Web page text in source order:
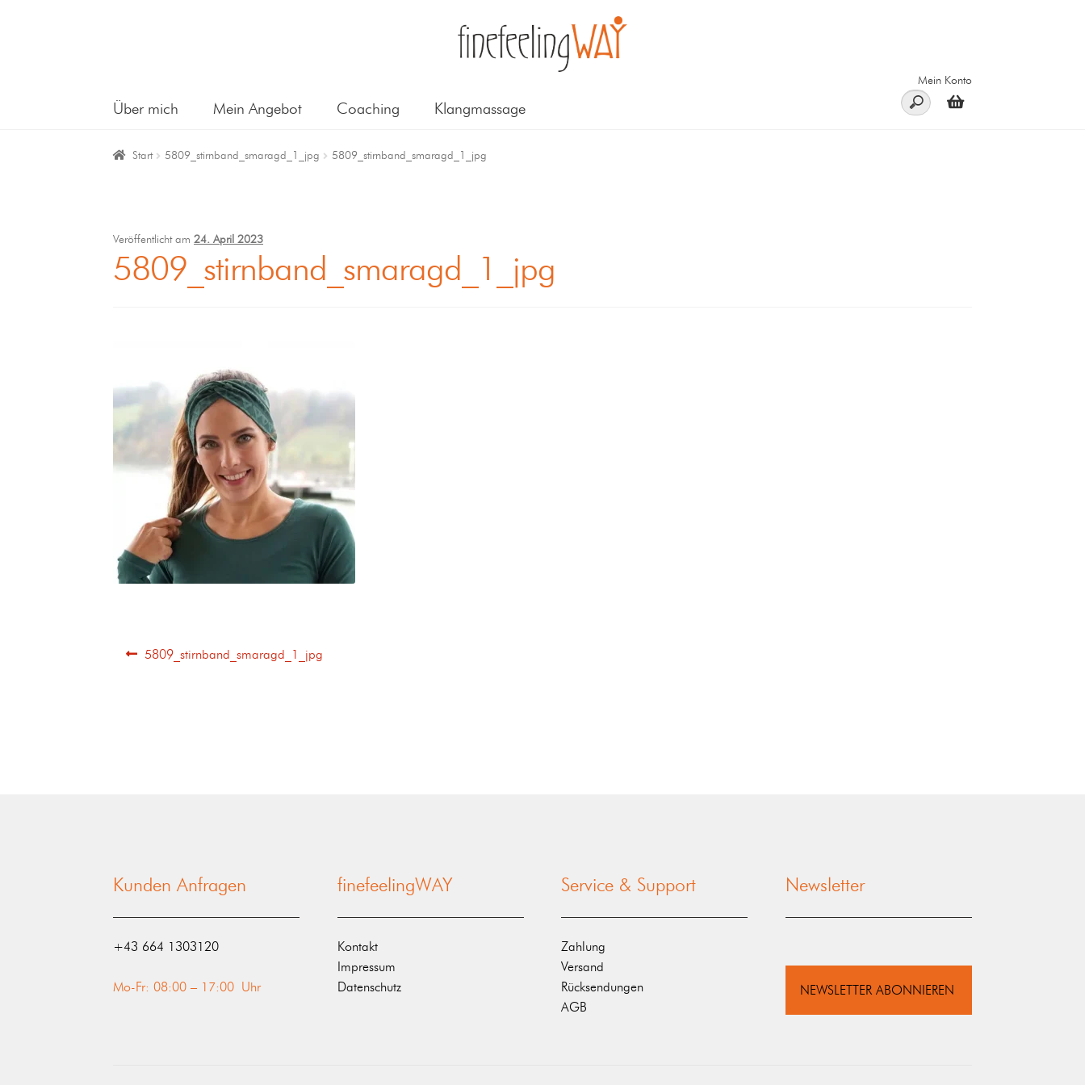
Über mich Mein Angebot Coaching Klangmassage
Mein Konto
Start 5809_stirnband_smaragd_1_jpg 5809_stirnband_smaragd_1_jpg
Veröffentlicht am24. April 2023
5809_stirnband_smaragd_1_jpg
5809_stirnband_smaragd_1_jpg
Kunden Anfragen
‭+43 664 1303120‬
Mo-Fr: 08:00 – 17:00 Uhr
finefeelingWAY
Kontakt
Impressum
Datenschutz
Service & Support
Zahlung
Versand
Rücksendungen
AGB
Newsletter
NEWSLETTER ABONNIEREN